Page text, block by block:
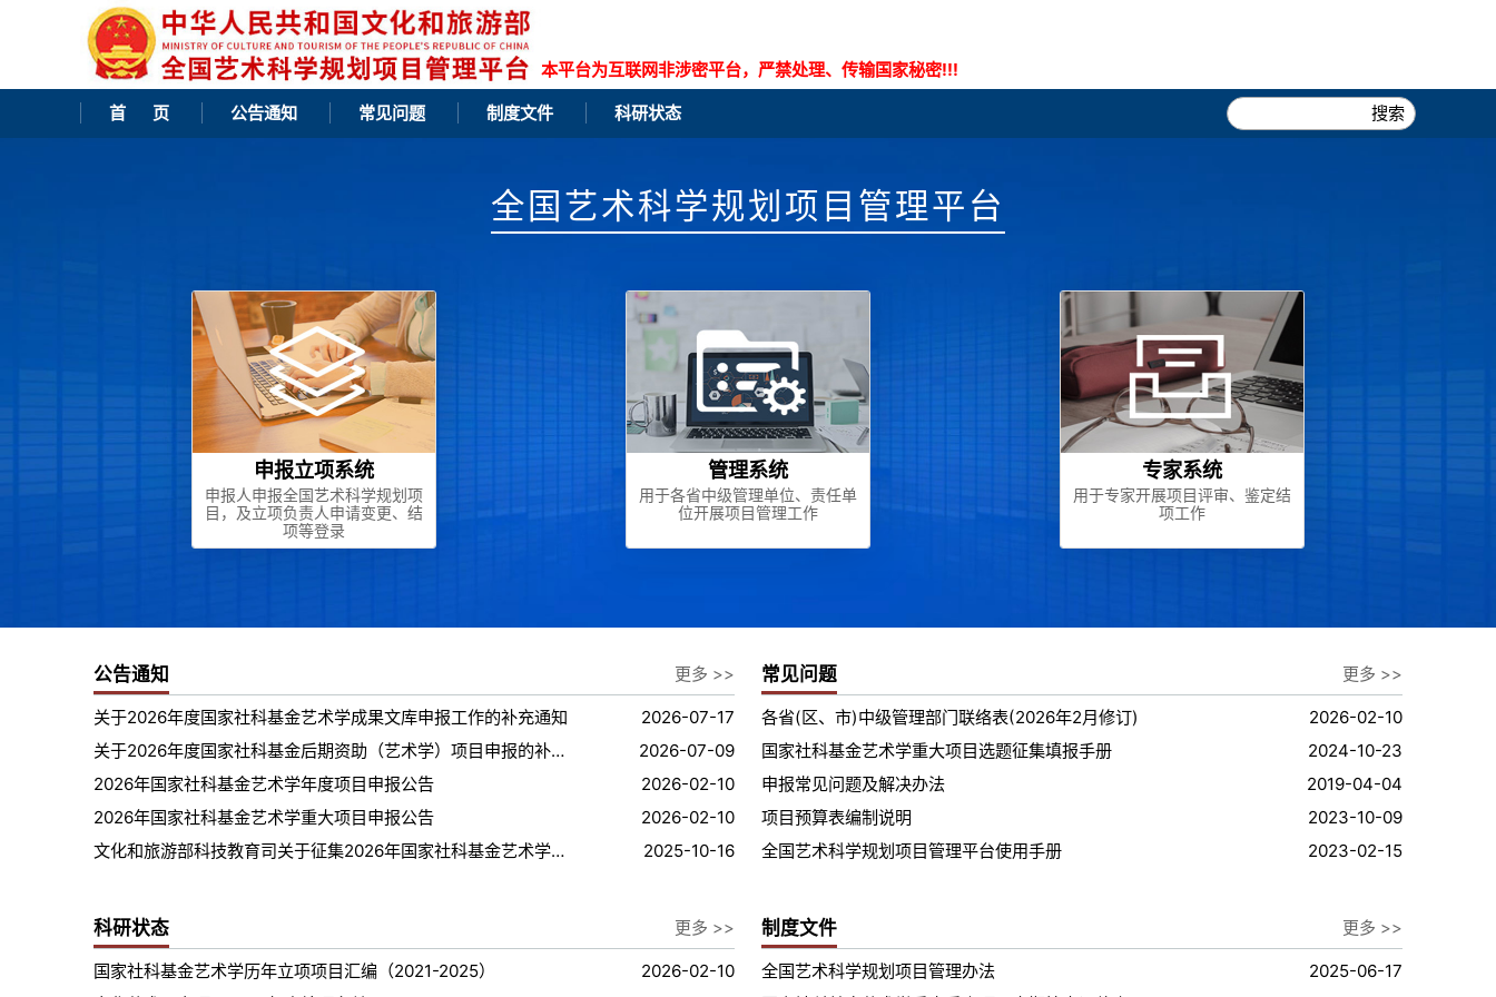
本平台为互联网非涉密平台，严禁处理、传输国家秘密!!!
首 页 公告通知 常见问题 制度文件 科研状态
全国艺术科学规划项目管理平台
申报立项系统
申报人申报全国艺术科学规划项
目，及立项负责人申请变更、结
项等登录
管理系统
用于各省中级管理单位、责任单
位开展项目管理工作
专家系统
用于专家开展项目评审、鉴定结
项工作
公告通知 更多 >>
关于2026年度国家社科基金艺术学成果文库申报工作的补充通知
2026-07-17
关于2026年度国家社科基金后期资助（艺术学）项目申报的补充通知
2026-07-09
2026年国家社科基金艺术学年度项目申报公告
2026-02-10
2026年国家社科基金艺术学重大项目申报公告
2026-02-10
文化和旅游部科技教育司关于征集2026年国家社科基金艺术学重大项目招标选题的公告
2025-10-16
常见问题 更多 >>
各省(区、市)中级管理部门联络表(2026年2月修订)
2026-02-10
国家社科基金艺术学重大项目选题征集填报手册
2024-10-23
申报常见问题及解决办法
2019-04-04
项目预算表编制说明
2023-10-09
全国艺术科学规划项目管理平台使用手册
2023-02-15
科研状态 更多 >>
国家社科基金艺术学历年立项项目汇编（2021-2025）
2026-02-10
制度文件 更多 >>
全国艺术科学规划项目管理办法
2025-06-17